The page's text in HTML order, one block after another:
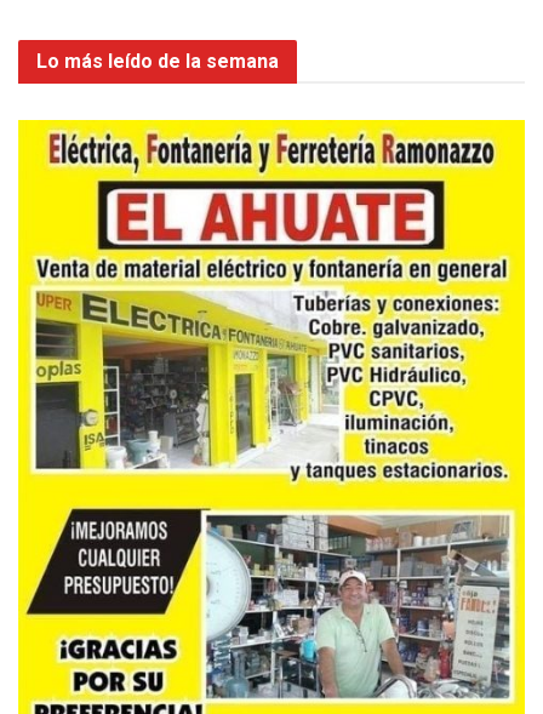
Lo más leído de la semana